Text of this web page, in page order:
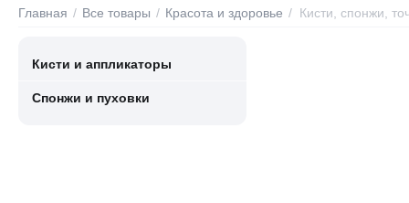
Главная / Все товары / Красота и здоровье / Кисти, спонжи,
Кисти и аппликаторы
Спонжи и пуховки